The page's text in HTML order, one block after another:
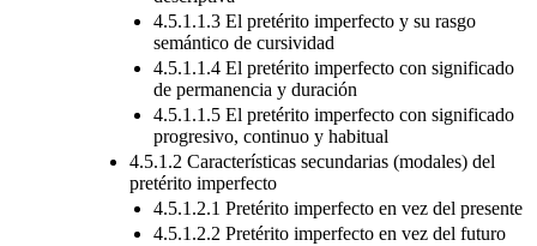
4.5.1.1.3 El pretérito imperfecto y su rasgo
semántico de cursividad
4.5.1.1.4 El pretérito imperfecto con significado
de permanencia y duración
4.5.1.1.5 El pretérito imperfecto con significado
progresivo, continuo y habitual
4.5.1.2 Características secundarias (modales) del
pretérito imperfecto
4.5.1.2.1 Pretérito imperfecto en vez del presente
4.5.1.2.2 Pretérito imperfecto en vez del futuro